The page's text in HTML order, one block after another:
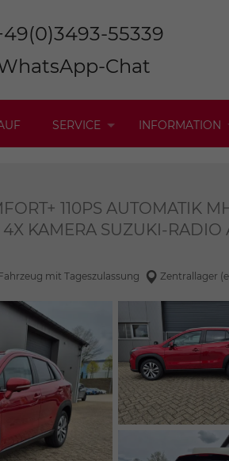
55339
Chat
SERVICE INFORMATION
110PS AUTOMATIK
KAMERA SUZUKI-
mit Tageszulassung Zentrallager